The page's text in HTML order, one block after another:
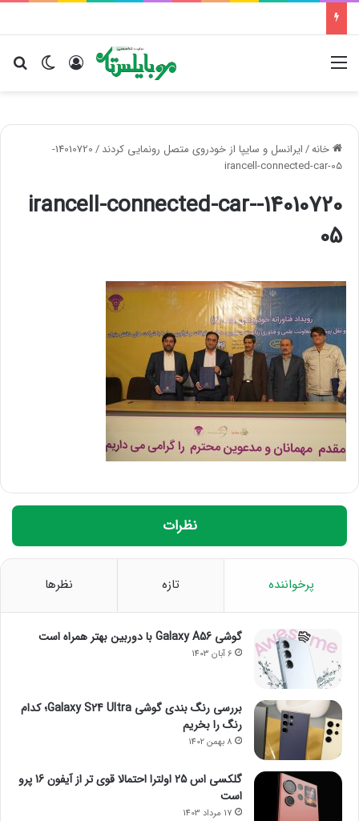
تغییر ورود
خانه/ایرانسل و سایپا از خودروی متصل رونمایی کردند/
14010720-
irancell-connected-car-05
14010720-irancell-connected-car-
05
نظرات
پرخواننده تازه نظرها
گوشی Galaxy A56 با دوربین بهتر همراه است
6 آبان 1403
بررسی رنگ بندی گوشی Galaxy S24 Ultra؛ کدام
رنگ را بخریم
8 بهمن 1402
گلکسی اس 25 اولترا احتمالا قوی تر از آیفون 16 پرو
است
17 مرداد 1403